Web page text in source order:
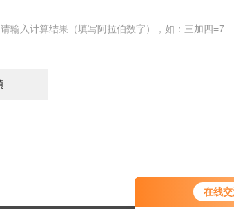
在线
请输入计算结果（填写阿拉伯数字），如：三加四=7